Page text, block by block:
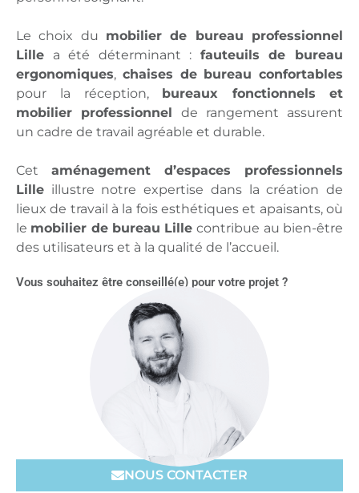
Le choix du mobilier de bureau professionnel
Lille a été déterminant : fauteuils de bureau
ergonomiques, chaises de bureau confortables
pour la réception, bureaux fonctionnels
et
mobilier professionnel de rangement assurent
un cadre de travail agréable et durable.
Cet aménagement d’espaces professionnels
Lille illustre notre expertise dans la création de
lieux de travail à la fois esthétiques et apaisants, où
le mobilier de bureau Lillecontribue au bien-être
des utilisateurs et à la qualité de l’accueil.
Vous souhaitez être conseillé(e) pour votre projet ?
NOUS CONTACTER